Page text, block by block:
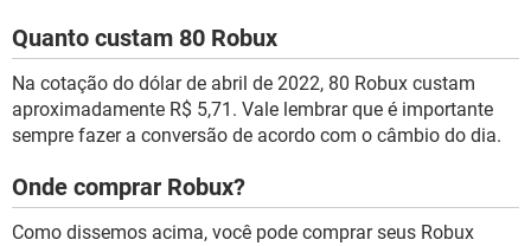
Quanto custam 80 Robux
Na cotação do dólar de abril de 2022, 80 Robux custam
aproximadamente R$ 5,71. Vale lembrar que é importante
sempre fazer a conversão de acordo com o câmbio do dia.
Onde comprar Robux?
Como dissemos acima, você pode comprar seus Robux